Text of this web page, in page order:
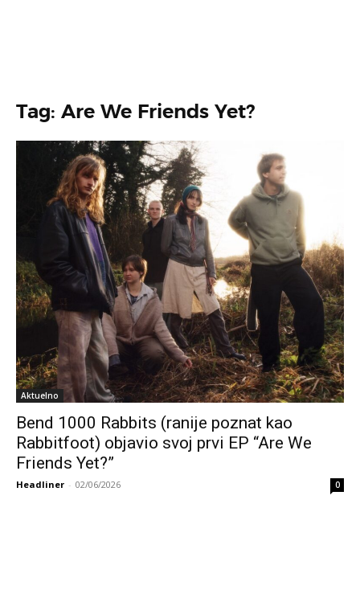
Tag: Are We Friends Yet?
Aktuelno
Bend 1000 Rabbits (ranije poznat kao
Rabbitfoot) objavio svoj prvi EP “Are We
Friends Yet?”
Headliner - 02/06/2026 0